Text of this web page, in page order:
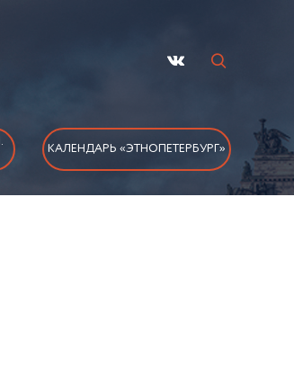
КАЛЕНДАРЬ «ЭТНОПЕТЕРБУРГ»